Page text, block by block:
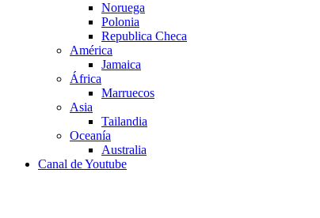
Noruega
Polonia
Republica Checa
América
Jamaica
África
Marruecos
Asia
Tailandia
Oceanía
Australia
Canal de Youtube